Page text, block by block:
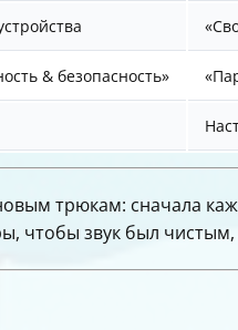
& безопасность»
трюкам: сначала
чтобы звук был